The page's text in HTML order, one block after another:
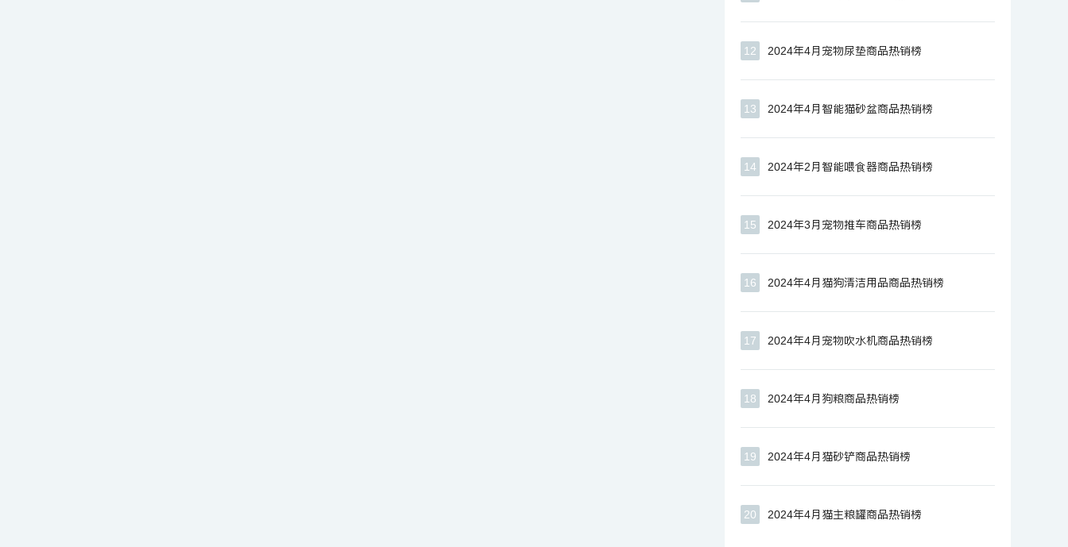
12 2024年4月宠物尿垫商品热销榜
13 2024年4月智能猫砂盆商品热销榜
14 2024年2月智能喂食器商品热销榜
15 2024年3月宠物推车商品热销榜
16 2024年4月猫狗清洁用品商品热销榜
17 2024年4月宠物吹水机商品热销榜
18 2024年4月狗粮商品热销榜
19 2024年4月猫砂铲商品热销榜
20 2024年4月猫主粮罐商品热销榜